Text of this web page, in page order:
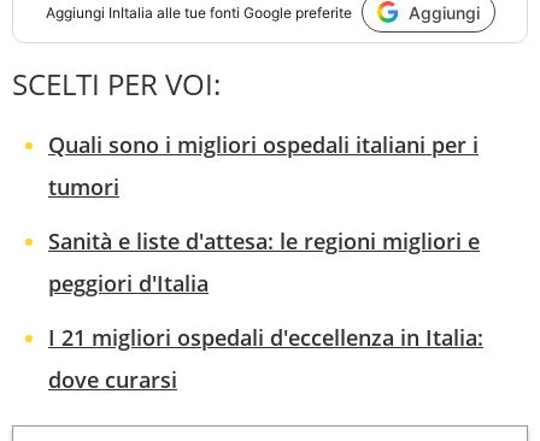
Aggiungi InItalia alle tue fonti Google preferite Aggiungi
SCELTI PER VOI:
Quali sono i migliori ospedali italiani per i
tumori
Sanità e liste d'attesa: le regioni migliori e
peggiori d'Italia
I 21 migliori ospedali d'eccellenza in Italia:
dove curarsi